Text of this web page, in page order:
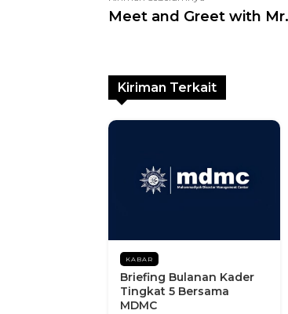
Meet and Greet with
Kiriman Terkait
KABAR
Briefing Bulanan Kader
Tingkat 5 Bersama
MDMC